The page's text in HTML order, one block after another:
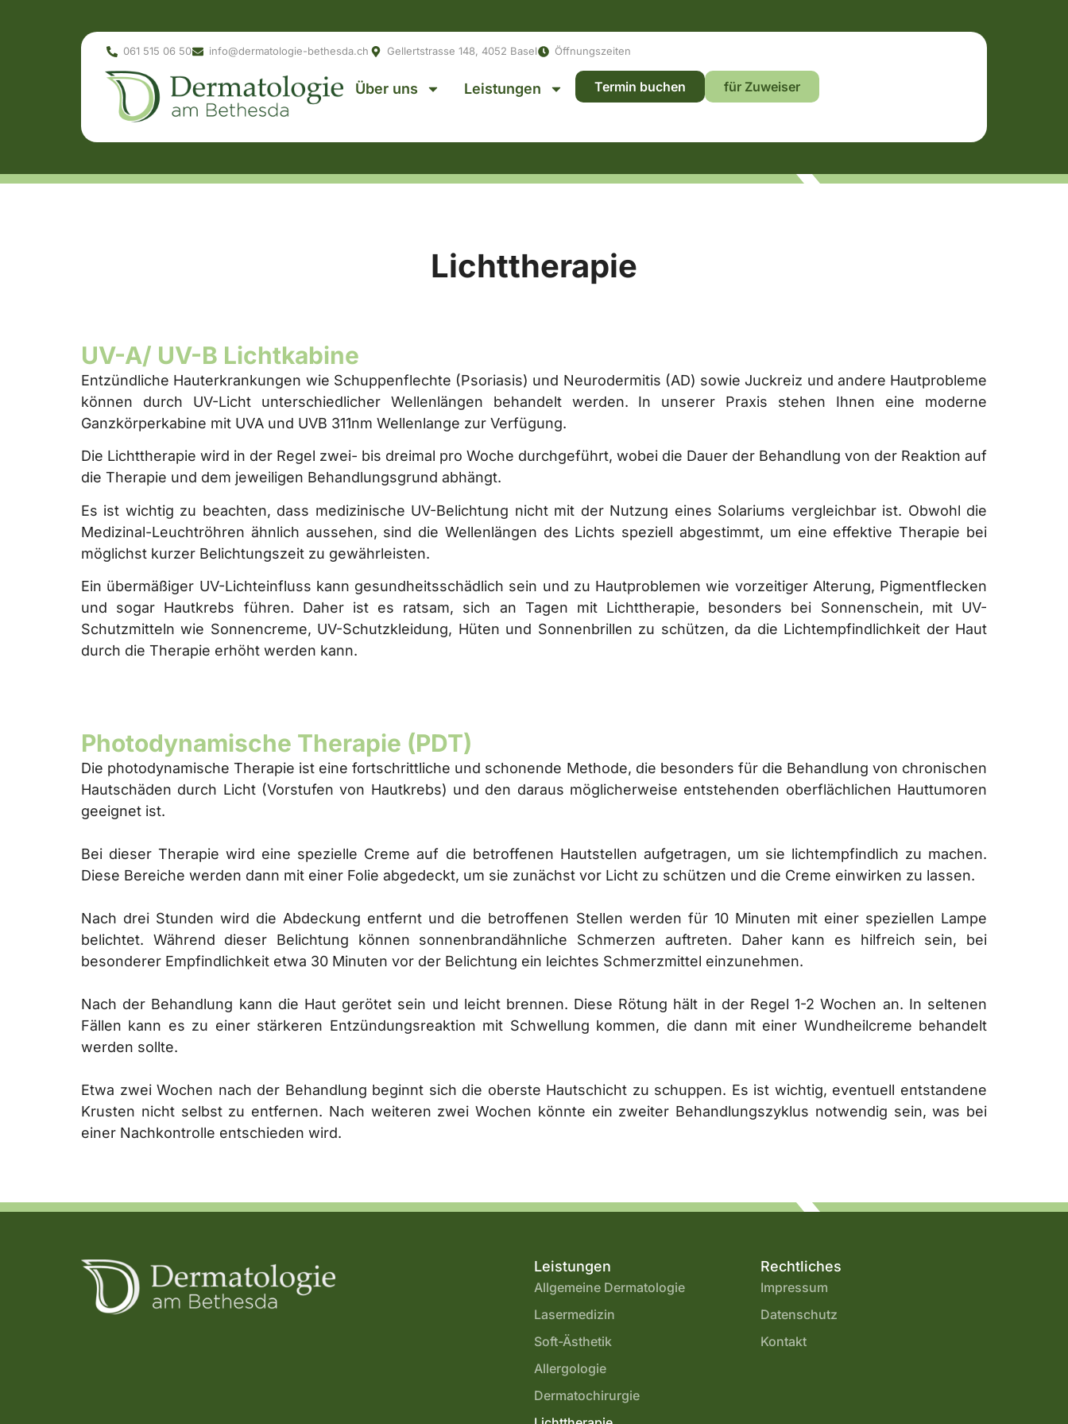
061 515 06 50 info@dermatologie-bethesda.ch Gellertstrasse 148, 4052 Basel Öffnungszeiten
Über uns Leistungen Termin buchen für Zuweiser
Lichttherapie
UV-A/ UV-B Lichtkabine
Entzündliche Hauterkrankungen wie Schuppenflechte (Psoriasis) und Neurodermitis (AD) sowie Juckreiz und andere Hautprobleme
können durch UV-Licht unterschiedlicher Wellenlängen behandelt werden. In unserer Praxis stehen Ihnen eine moderne
Ganzkörperkabine mit UVA und UVB 311nm Wellenlange zur Verfügung.
Die Lichttherapie wird in der Regel zwei- bis dreimal pro Woche durchgeführt, wobei die Dauer der Behandlung von der Reaktion auf
die Therapie und dem jeweiligen Behandlungsgrund abhängt.
Es ist wichtig zu beachten, dass medizinische UV-Belichtung nicht mit der Nutzung eines Solariums vergleichbar ist. Obwohl die
Medizinal-Leuchtröhren ähnlich aussehen, sind die Wellenlängen des Lichts speziell abgestimmt, um eine effektive Therapie bei
möglichst kurzer Belichtungszeit zu gewährleisten.
Ein übermäßiger UV-Lichteinfluss kann gesundheitsschädlich sein und zu Hautproblemen wie vorzeitiger Alterung, Pigmentflecken
und sogar Hautkrebs führen. Daher ist es ratsam, sich an Tagen mit Lichttherapie, besonders bei Sonnenschein, mit UV-
Schutzmitteln wie Sonnencreme, UV-Schutzkleidung, Hüten und Sonnenbrillen zu schützen, da die Lichtempfindlichkeit der Haut
durch die Therapie erhöht werden kann.
Photodynamische Therapie (PDT)
Die photodynamische Therapie ist eine fortschrittliche und schonende Methode, die besonders für die Behandlung von chronischen
Hautschäden durch Licht (Vorstufen von Hautkrebs) und den daraus möglicherweise entstehenden oberflächlichen Hauttumoren
geeignet ist.
Bei dieser Therapie wird eine spezielle Creme auf die betroffenen Hautstellen aufgetragen, um sie lichtempfindlich zu machen.
Diese Bereiche werden dann mit einer Folie abgedeckt, um sie zunächst vor Licht zu schützen und die Creme einwirken zu lassen.
Nach drei Stunden wird die Abdeckung entfernt und die betroffenen Stellen werden für 10 Minuten mit einer speziellen Lampe
belichtet. Während dieser Belichtung können sonnenbrandähnliche Schmerzen auftreten. Daher kann es hilfreich sein, bei
besonderer Empfindlichkeit etwa 30 Minuten vor der Belichtung ein leichtes Schmerzmittel einzunehmen.
Nach der Behandlung kann die Haut gerötet sein und leicht brennen. Diese Rötung hält in der Regel 1-2 Wochen an. In seltenen
Fällen kann es zu einer stärkeren Entzündungsreaktion mit Schwellung kommen, die dann mit einer Wundheilcreme behandelt
werden sollte.
Etwa zwei Wochen nach der Behandlung beginnt sich die oberste Hautschicht zu schuppen. Es ist wichtig, eventuell entstandene
Krusten nicht selbst zu entfernen. Nach weiteren zwei Wochen könnte ein zweiter Behandlungszyklus notwendig sein, was bei
einer Nachkontrolle entschieden wird.
Leistungen
Allgemeine Dermatologie
Lasermedizin
Soft-Ästhetik
Allergologie
Dermatochirurgie
Rechtliches
Impressum
Datenschutz
Kontakt